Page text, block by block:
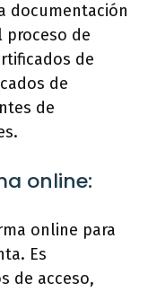
documentación
proceso de
de
de
de
online:
online para
Es
de acceso,